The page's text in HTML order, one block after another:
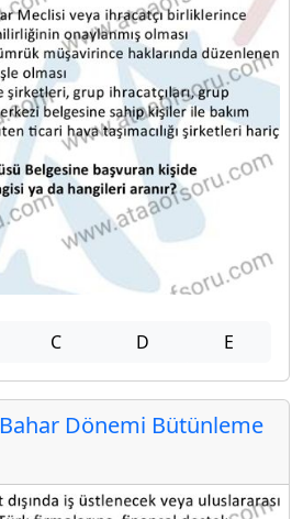
C D E
Dönemi Bütünleme